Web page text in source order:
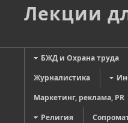
Лекции
БЖД и Охрана труда
Журналистика
Маркетинг, реклама, PR
Религия